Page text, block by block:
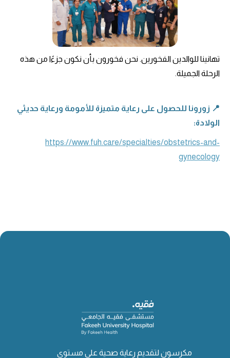
تهانينا للوالدين الفخورين. نحن فخورون بأن نكون جزءًا من هذه
الرحلة الجميلة.
📍 زورونا للحصول على رعاية متميزة للأمومة ورعاية حديثي
الولادة:
https://www.fuh.care/specialties/obstetrics-and-
gynecology
مكرسون لتقديم رعاية صحية على مستوى